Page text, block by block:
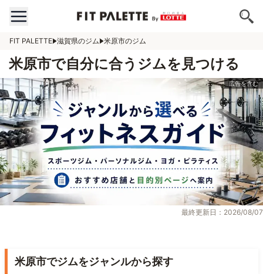
FIT PALETTE 滋賀県のジム 米原市のジム
米原市で自分に合うジムを見つける
最終更新日：2026/08/07
米原市でジムをジャンルから探す